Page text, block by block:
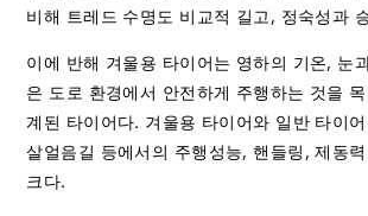
비해 트레드 수명도 비교적 길고, 정숙성과
이에 반해 겨울용 타이어는 영하의 기온, 눈
은 도로 환경에서 안전하게 주행하는 것을
계된 타이어다. 겨울용 타이어와 일반 타이
살얼음길 등에서의 주행성능, 핸들링, 제동
크다.